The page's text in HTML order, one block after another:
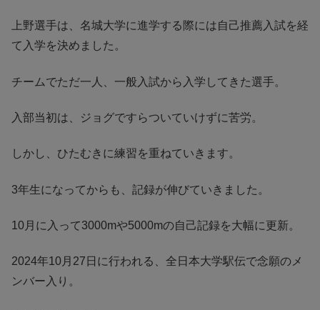
上野選手は、名城大学に進学する際には自己推薦入試を経
て入学を決めました。
チームでただ一人、一般入試から入学してきた選手。
入部当初は、ジョグですらついていけずに苦労。
しかし、ひたむきに練習を重ねていきます。
3年生になってからも、記録が伸びていきました。
10月に入って3000mや5000mの自己記録を大幅に更新。
2024年10月27日に行われる、全日本大学駅伝で念願のメ
ンバー入り。